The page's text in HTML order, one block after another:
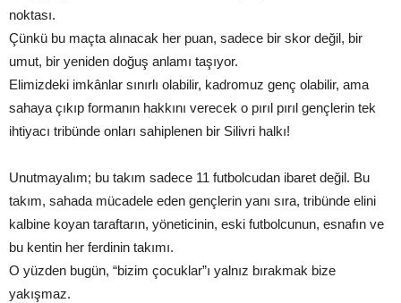
noktası.
Çünkü bu maçta alınacak her puan, sadece bir skor değil, bir
umut, bir yeniden doğuş anlamı taşıyor.
Elimizdeki imkânlar sınırlı olabilir, kadromuz genç olabilir, ama
sahaya çıkıp formanın hakkını verecek o pırıl pırıl gençlerin tek
ihtiyacı tribünde onları sahiplenen bir Silivri halkı!
Unutmayalım; bu takım sadece 11 futbolcudan ibaret değil. Bu
takım, sahada mücadele eden gençlerin yanı sıra, tribünde elini
kalbine koyan taraftarın, yöneticinin, eski futbolcunun, esnafın ve
bu kentin her ferdinin takımı.
O yüzden bugün, “bizim çocuklar”ı yalnız bırakmak bize
yakışmaz.